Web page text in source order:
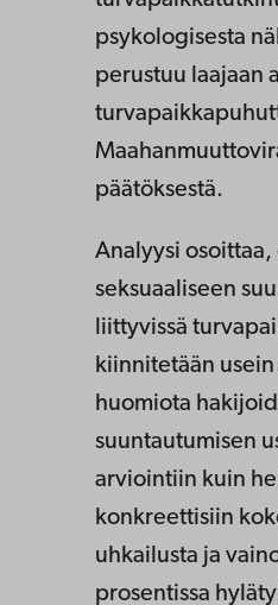
psykologisesta
perustuu laajaan
päätöksestä.
Analyysi osoittaa,
seksuaaliseen
liittyvissä
kiinnitetään
huomiota
suuntautumisen
arviointiin kuin
konkreettisiin
uhkailusta ja
prosentissa